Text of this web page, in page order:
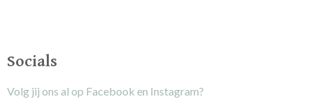
Socials
Volg jij ons al op Facebook en Instagram?